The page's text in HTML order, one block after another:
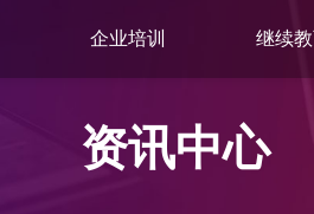
企业培训 继续
资讯中心